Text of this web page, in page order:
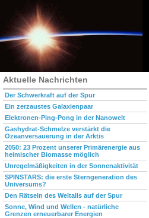
Aktuelle Nachrichten
Der Schwerkraft auf der Spur
Ein zerzaustes Galaxienpaar
Elektronen-Ping-Pong in der Nanowelt
Gashydrat-Schmelze verstärkt die
Ozeanversauerung in der Arktis
2050: 23 Prozent unserer Primärenergie aus
heimischer Biomasse möglich
Unregelmäßigkeiten in der Sonnenaktivität
SPINSTARS: die erste Sterngeneration des
Universums?
Den Rätseln des Weltalls auf der Spur
Sonne, Wind und Wellen - natürliche
Grenzen erneuerbarer Energien